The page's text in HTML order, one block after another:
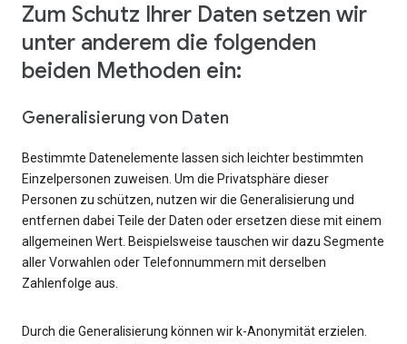
Zum Schutz Ihrer Daten setzen wir
unter anderem die folgenden
beiden Methoden ein:
Generalisierung von Daten
Bestimmte Datenelemente lassen sich leichter bestimmten
Einzelpersonen zuweisen. Um die Privatsphäre dieser
Personen zu schützen, nutzen wir die Generalisierung und
entfernen dabei Teile der Daten oder ersetzen diese mit einem
allgemeinen Wert. Beispielsweise tauschen wir dazu Segmente
aller Vorwahlen oder Telefonnummern mit derselben
Zahlenfolge aus.
Durch die Generalisierung können wir k-Anonymität erzielen.